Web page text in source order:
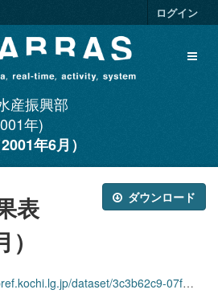
ログイン
産振興部
年)
年6月）
ダウンロード
表
d4e4f7f100cd/resource/04d10b3d-6c50-47af-af1e-d470c2a1810c/download/teisenkansokukekkaomote2001-6.xlsx